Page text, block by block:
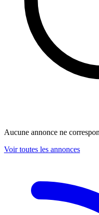
Aucune annonce ne
Voir toutes les annonces